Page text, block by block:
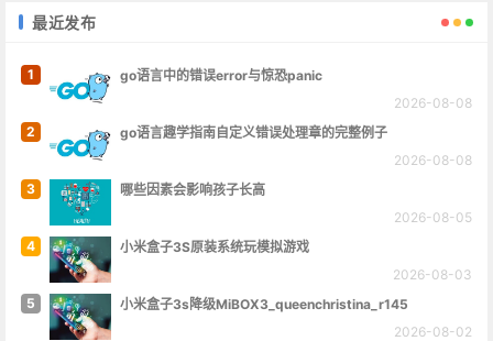
最近发布
1
go语言中的错误error与惊恐panic
2026-08-08
2
go语言趣学指南自定义错误处理章的完整例子
2026-08-08
3
哪些因素会影响孩子长高
2026-08-05
4
小米盒子3S原装系统玩模拟游戏
2026-08-03
5
小米盒子3s降级MiBOX3_queenchristina_r145
2026-08-02